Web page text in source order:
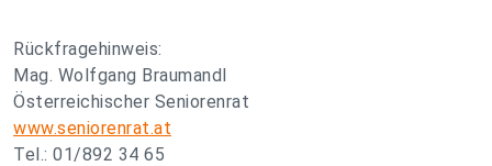
Rückfragehinweis:
Mag. Wolfgang Braumandl
Österreichischer Seniorenrat
www.seniorenrat.at
Tel.: 01/892 34 65